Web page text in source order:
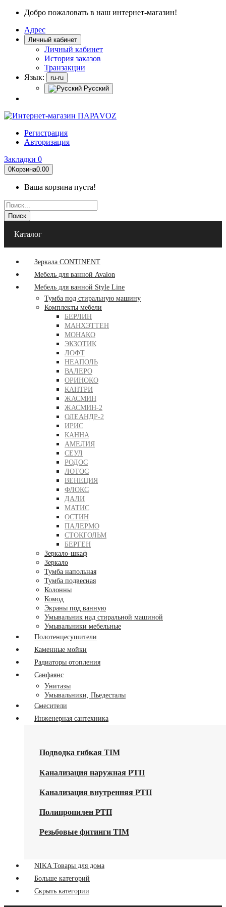
Добро пожаловать в наш интернет-магазин!
Адрес
Личный кабинет
Личный кабинет
История заказов
Транзакции
Язык:
ru-ru
Русский
Регистрация
Авторизация
Закладки 0
0Корзина0.00
Ваша корзина пуста!
Поиск
Каталог
Зеркала CONTINENT
Мебель для ванной Avalon
Мебель для ванной Style Line
Тумба под стиральную машину
Комплекты мебели
БЕРЛИН
МАНХЭТТЕН
МОНАКО
ЭКЗОТИК
ЛОФТ
НЕАПОЛЬ
ВАЛЕРО
ОРИНОКО
КАНТРИ
ЖАСМИН
ЖАСМИН-2
ОЛЕАНДР-2
ИРИС
КАННА
АМЕЛИЯ
СЕУЛ
РОДОС
ЛОТОС
ВЕНЕЦИЯ
ФЛОКС
ДАЛИ
МАТИС
ОСТИН
ПАЛЕРМО
СТОКГОЛЬМ
БЕРГЕН
Зеркало-шкаф
Зеркало
Тумба напольная
Тумба подвесная
Колонны
Комод
Экраны под ванную
Умывальник над стиральной машиной
Умывальники мебельные
Полотенцесушители
Каменные мойки
Радиаторы отопления
Санфаянс
Унитазы
Умывальники, Пьедесталы
Смесители
Инженерная сантехника
Подводка гибкая TIM
Канализация наружная РТП
Канализация внутренняя РТП
Полипропилен РТП
Резьбовые фитинги TIM
NIKA Товары для дома
Больше категорий
Скрыть категории